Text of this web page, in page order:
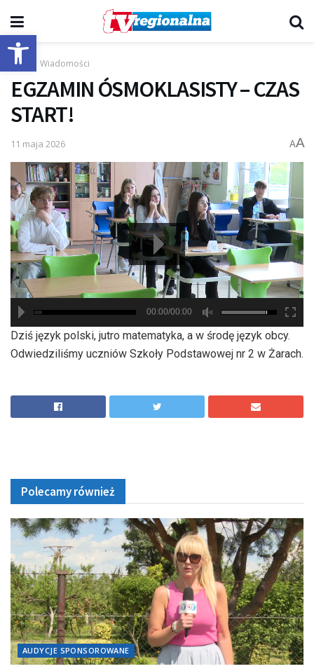
Otwórz pasek narzędzi
Start Wiadomości
EGZAMIN ÓSMOKLASISTY – CZAS
START!
11 maja 2026 AA
hd2880
hd2160
hd2160
hd1440
highres
hd1080
hd720
large
medium
small
tiny
00:00/00:00
Dziś język polski, jutro matematyka, a w środę język obcy.
Odwiedziliśmy uczniów Szkoły Podstawowej nr 2 w Żarach.
Polecamy również
AUDYCJE SPONSOROWANE